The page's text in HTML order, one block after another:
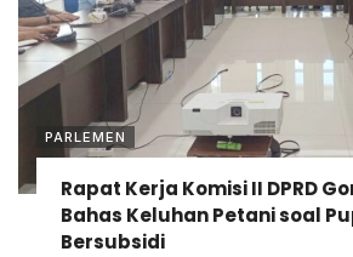
PARLEMEN
Rapat Kerja Komisi II DPRD
Bahas Keluhan Petani soal
Bersubsidi